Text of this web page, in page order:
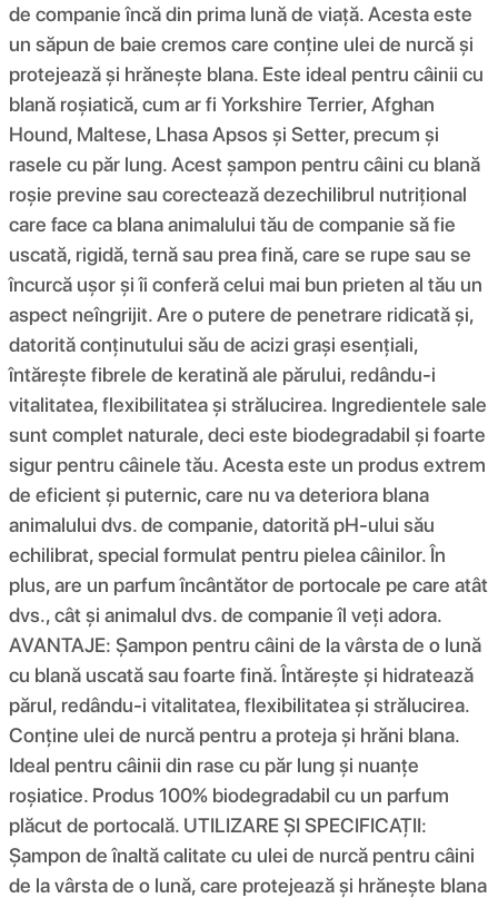
de companie încă din prima lună de viață. Acesta este
un săpun de baie cremos care conține ulei de nurcă și
protejează și hrănește blana. Este ideal pentru câinii cu
blană roșiatică, cum ar fi Yorkshire Terrier, Afghan
Hound, Maltese, Lhasa Apsos și Setter, precum și
rasele cu păr lung. Acest șampon pentru câini cu blană
roșie previne sau corectează dezechilibrul nutrițional
care face ca blana animalului tău de companie să fie
uscată, rigidă, ternă sau prea fină, care se rupe sau se
încurcă ușor și îi conferă celui mai bun prieten al tău un
aspect neîngrijit. Are o putere de penetrare ridicată și,
datorită conținutului său de acizi grași esențiali,
întărește fibrele de keratină ale părului, redându-i
vitalitatea, flexibilitatea și strălucirea. Ingredientele sale
sunt complet naturale, deci este biodegradabil și foarte
sigur pentru câinele tău. Acesta este un produs extrem
de eficient și puternic, care nu va deteriora blana
animalului dvs. de companie, datorită pH-ului său
echilibrat, special formulat pentru pielea câinilor. În
plus, are un parfum încântător de portocale pe care atât
dvs., cât și animalul dvs. de companie îl veți adora.
AVANTAJE: Șampon pentru câini de la vârsta de o lună
cu blană uscată sau foarte fină. Întărește și hidratează
părul, redându-i vitalitatea, flexibilitatea și strălucirea.
Conține ulei de nurcă pentru a proteja și hrăni blana.
Ideal pentru câinii din rase cu păr lung și nuanțe
roșiatice. Produs 100% biodegradabil cu un parfum
plăcut de portocală. UTILIZARE ȘI SPECIFICAȚII:
Șampon de înaltă calitate cu ulei de nurcă pentru câini
de la vârsta de o lună, care protejează și hrănește blana